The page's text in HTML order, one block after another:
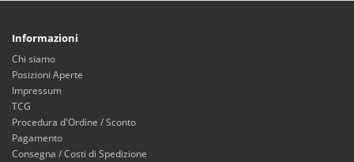
Informazioni
Chi siamo
Posizioni Aperte
Impressum
TCG
Procedura d'Ordine / Sconto
Pagamento
Consegna / Costi di Spedizione